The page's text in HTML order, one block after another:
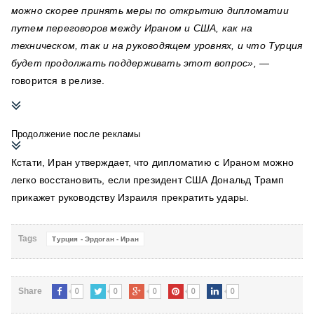
можно скорее принять меры по открытию дипломатии
путем переговоров между Ираном и США, как на
техническом, так и на руководящем уровнях, и что Турция
будет продолжать поддерживать этот вопрос», —
говорится в релизе.
Продолжение после рекламы
Кстати, Иран утверждает, что дипломатию с Ираном можно
легко восстановить, если президент США Дональд Трамп
прикажет руководству Израиля прекратить удары.
Tags Турция - Эрдоган - Иран
Share 0 0 0 0 0